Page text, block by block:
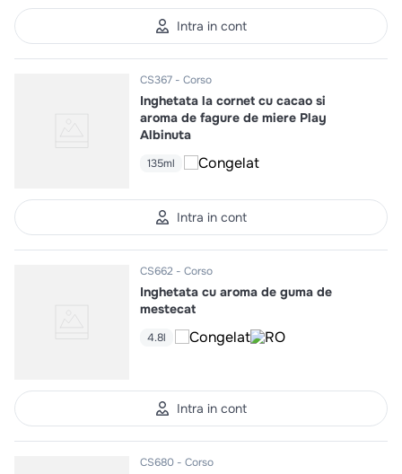
Intra in cont
CS367 Corso
Inghetata la cornet cu cacao si
aroma de fagure de miere Play
Albinuta
135ml
Intra in cont
CS662 Corso
Inghetata cu aroma de guma de
mestecat
4.8l
Intra in cont
CS680 Corso